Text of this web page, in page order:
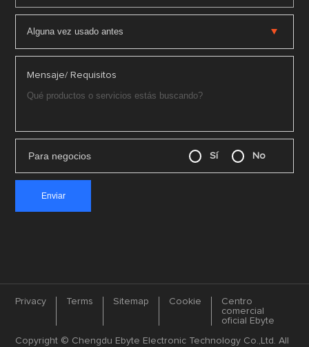
Mensaje/ Requisitos
Para negocios Sí No
Privacy Terms Sitemap Cookie
Centro
comercial
oficial Ebyte
Copyright © Chengdu Ebyte Electronic Technology Co.,Ltd. All